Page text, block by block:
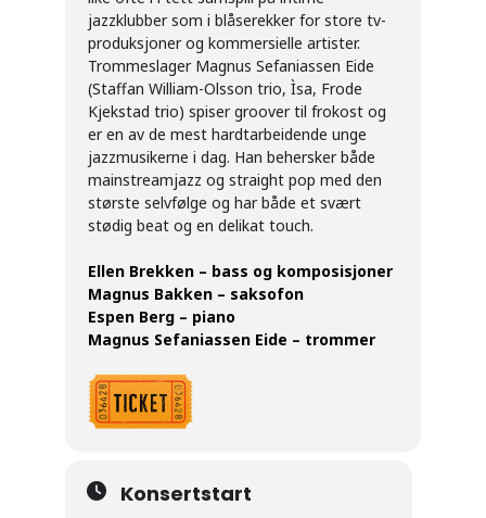
jazzklubber som i blåserekker for store tv-
produksjoner og kommersielle artister.
Trommeslager Magnus Sefaniassen Eide
(Staffan William-Olsson trio, Ìsa, Frode
Kjekstad trio) spiser groover til frokost og
er en av de mest hardtarbeidende unge
jazzmusikerne i dag. Han behersker både
mainstreamjazz og straight pop med den
største selvfølge og har både et svært
stødig beat og en delikat touch.
Ellen Brekken – bass og komposisjoner
Magnus Bakken – saksofon
Espen Berg – piano
Magnus Sefaniassen Eide – trommer
Konsertstart